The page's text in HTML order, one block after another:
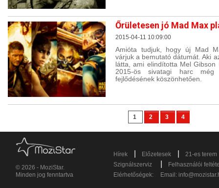
Őrületesen jó Mad Max
2015-04-11 10:09:00
Amióta tudjuk, hogy új Mad
várjuk a bemutató dátumát. Aki
látta, ami elindította Mel
2015-ös sivatagi harc
fejlődésének köszönhetően.
1 2 3 4
© 2026 - MoziStar.
Minden jog fenntartva
Hírek Előzetesek
21-es terem
Szignálszerviz
Felhasználói
Elérhetőségek:
Email: